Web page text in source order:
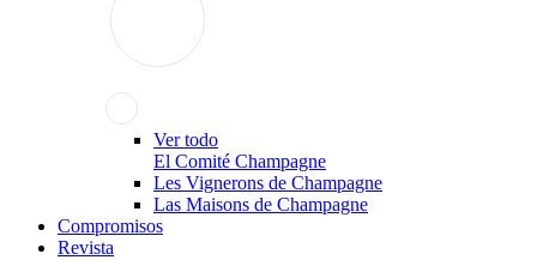
Ver todo
El Comité Champagne
Les Vignerons de Champagne
Las Maisons de Champagne
Compromisos
Revista